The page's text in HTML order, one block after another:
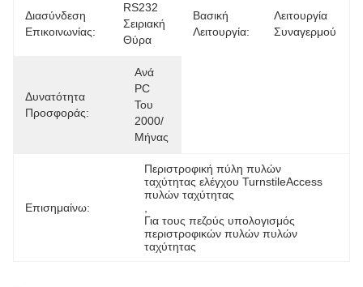
Διασύνδεση
Επικοινωνίας:
RS232
Σειριακή
Θύρα
Βασική
Λειτουργία:
Λειτουργία
Συναγερμού
Δυνατότητα
Προσφοράς:
Ανά
PC
Του
2000/
Μήνας
Επισημαίνω:
Περιστροφική πύλη πυλών
ταχύτητας ελέγχου TurnstileAccess
πυλών ταχύτητας
Για τους πεζούς υπολογισμός
περιστροφικών πυλών πυλών
ταχύτητας